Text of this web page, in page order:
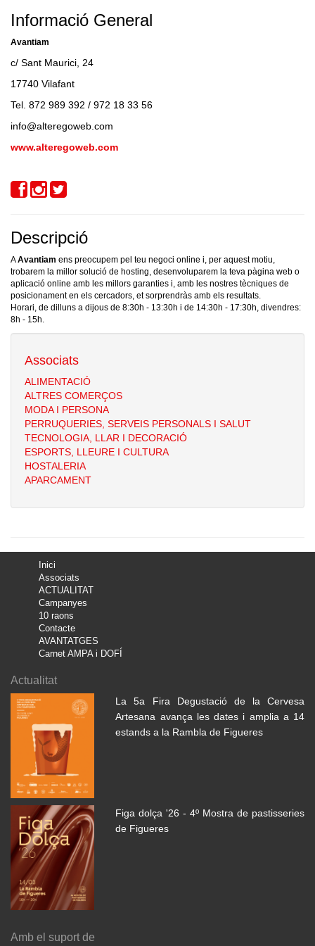
Informació General
Avantiam
c/ Sant Maurici, 24
17740 Vilafant
Tel. 872 989 392 / 972 18 33 56
info@alteregoweb.com
www.alteregoweb.com
Descripció
AAvantiam ens preocupem pel teu negoci online i, per aquest motiu,
trobarem la millor solució de hosting, desenvoluparem la teva pàgina web o
aplicació online amb les millors garanties i, amb les nostres tècniques de
posicionament en els cercadors, et sorprendràs amb els resultats.
Horari, de dilluns a dijous de 8:30h - 13:30h i de 14:30h - 17:30h, divendres:
8h - 15h.
Associats
ALIMENTACIÓ
ALTRES COMERÇOS
MODA I PERSONA
PERRUQUERIES, SERVEIS PERSONALS I SALUT
TECNOLOGIA, LLAR I DECORACIÓ
ESPORTS, LLEURE I CULTURA
HOSTALERIA
APARCAMENT
Inici
Associats
ACTUALITAT
Campanyes
10 raons
Contacte
AVANTATGES
Carnet AMPA i DOFÍ
Actualitat
La 5a Fira Degustació de la Cervesa
Artesana avança les dates i amplia a 14
estands a la Rambla de Figueres
Figa dolça '26 - 4º Mostra de pastisseries
de Figueres
Amb el suport de